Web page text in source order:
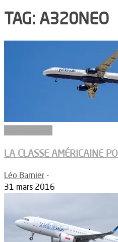
TAG: A320NEO
LA CLASSE AMÉRICAINE
Léo Barnier -
31 mars 2016